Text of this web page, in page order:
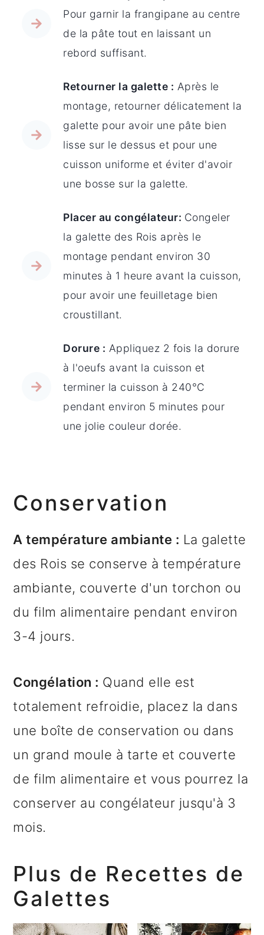
Pour garnir la frangipane au centre
de la pâte tout en laissant un
rebord suffisant.
Retourner la galette : Après le
montage, retourner délicatement la
galette pour avoir une pâte bien
lisse sur le dessus et pour une
cuisson uniforme et éviter d'avoir
une bosse sur la galette.
Placer au congélateur: Congeler
la galette des Rois après le
montage pendant environ 30
minutes à 1 heure avant la cuisson,
pour avoir une feuilletage bien
croustillant.
Dorure : Appliquez 2 fois la dorure
à l'oeufs avant la cuisson et
terminer la cuisson à 240°C
pendant environ 5 minutes pour
une jolie couleur dorée.
Conservation
A température ambiante : La galette
des Rois se conserve à température
ambiante, couverte d'un torchon ou
du film alimentaire pendant environ
3-4 jours.
Congélation : Quand elle est
totalement refroidie, placez la dans
une boîte de conservation ou dans
un grand moule à tarte et couverte
de film alimentaire et vous pourrez la
conserver au congélateur jusqu'à 3
mois.
Plus de Recettes de
Galettes